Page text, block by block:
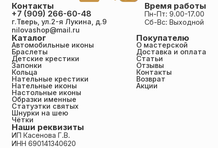
Каталог
Автомобильные иконы
Браслеты
Детские крестики
Запонки
Кольца
Нательные крестики
Нательные иконы
Настольные иконы
Образки именные
Статуэтки святых
Шнурки на шею
Чётки
Покупателю
О мастерской
Доставка и оплата
Статьи
Отзывы
Контакты
Возврат
Акции
Время работы
Пн-Пт: 9.00-17.00
Сб-Вс: Выходной
Контакты
+7 (909) 266-60-48
г.Тверь, ул.2-я Лукина, д.9
nilovashop@mail.ru
Наши реквизиты
ИП Касенова Г.В.
ИНН 690141340620